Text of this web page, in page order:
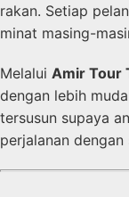
rakan. Setiap
minat masing-
Melalui Amir Tour
dengan lebih
tersusun supaya
perjalanan